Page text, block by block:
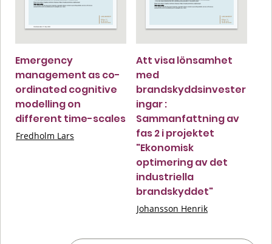
Emergency
management as co-
ordinated cognitive
modelling on
different time-scales
Fredholm Lars
Att visa lönsamhet
med
brandskyddsinvester
ingar :
Sammanfattning av
fas 2 i projektet
"Ekonomisk
optimering av det
industriella
brandskyddet"
Johansson Henrik